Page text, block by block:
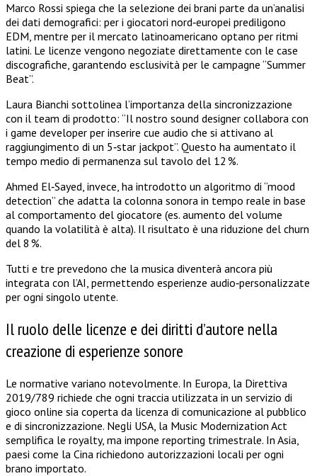
Marco Rossi spiega che la selezione dei brani parte da un’analisi
dei dati demografici: per i giocatori nord‑europei prediligono
EDM, mentre per il mercato latinoamericano optano per ritmi
latini. Le licenze vengono negoziate direttamente con le case
discografiche, garantendo esclusività per le campagne “Summer
Beat”.
Laura Bianchi sottolinea l’importanza della sincronizzazione
con il team di prodotto: “Il nostro sound designer collabora con
i game developer per inserire cue audio che si attivano al
raggiungimento di un 5‑star jackpot”. Questo ha aumentato il
tempo medio di permanenza sul tavolo del 12 %.
Ahmed El‑Sayed, invece, ha introdotto un algoritmo di “mood
detection” che adatta la colonna sonora in tempo reale in base
al comportamento del giocatore (es. aumento del volume
quando la volatilità è alta). Il risultato è una riduzione del churn
del 8 %.
Tutti e tre prevedono che la musica diventerà ancora più
integrata con l’AI, permettendo esperienze audio‑personalizzate
per ogni singolo utente.
Il ruolo delle licenze e dei diritti d’autore nella
creazione di esperienze sonore
Le normative variano notevolmente. In Europa, la Direttiva
2019/789 richiede che ogni traccia utilizzata in un servizio di
gioco online sia coperta da licenza di comunicazione al pubblico
e di sincronizzazione. Negli USA, la Music Modernization Act
semplifica le royalty, ma impone reporting trimestrale. In Asia,
paesi come la Cina richiedono autorizzazioni locali per ogni
brano importato.